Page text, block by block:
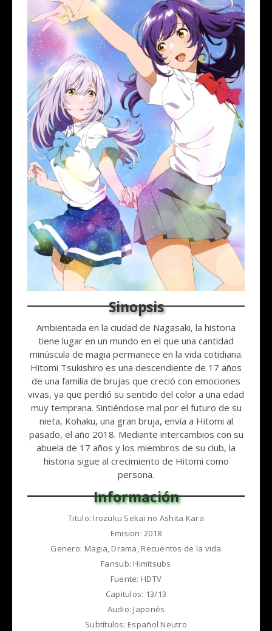
Ambientada en la ciudad de Nagasaki, la historia
tiene lugar en un mundo en el que una cantidad
minúscula de magia permanece en la vida cotidiana.
Hitomi Tsukishiro es una descendiente de 17 años
de una familia de brujas que creció con emociones
vivas, ya que perdió su sentido del color a una edad
muy temprana. Sintiéndose mal por el futuro de su
nieta, Kohaku, una gran bruja, envía a Hitomi al
pasado, el año 2018. Mediante intercambios con su
abuela de 17 años y los miembros de su club, la
historia sigue al crecimiento de Hitomi como
persona.
Titulo: Irozuku Sekai no Ashita Kara
Emision: 2018
Genero: Magia, Drama, Recuentos de la vida
Fansub: Himitsubs
Fuente: HDTV
Capitulos: 13/13
Audio: Japonés
Subtítulos: Español Neutro